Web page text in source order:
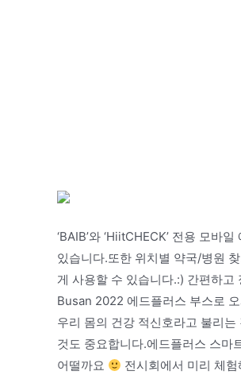
‘BAIB’와 ‘HiitCHECK’ 전용 모바
있습니다.또한 위치별 약국/병원
게 사용할 수 있습니다.:) 간편하고
Busan 2022 에드플러스 부스로
우리 몸의 건강 적신호라고 불리는
것도 중요합니다.에드플러스 스마
어떨까요
전시회에서 미리 체